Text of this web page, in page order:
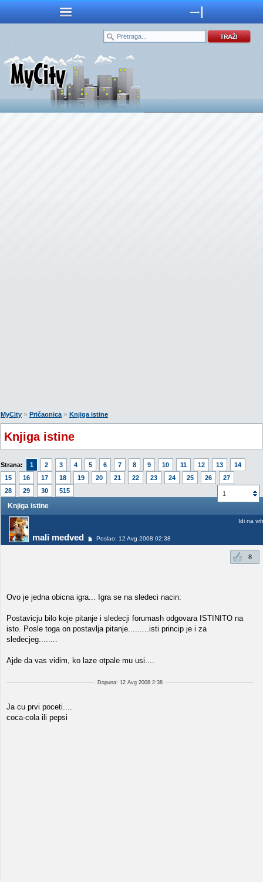
MyCity » Pričaonica» Knjiga istine
Knjiga istine
Strana: 1 2 3 4 5 6 7 8 9 10 11 12 13
14
15
16 17 18 19 20 21 22 23 24 25 26
27
28
29 30 515 1
Knjiga istine
mali medved Poslao: 12 Avg 2008 02:38
Idi na vrh
8
Ovo je jedna obicna igra... Igra se na sledeci nacin:
Postavicju bilo koje pitanje i sledecji forumash odgovara ISTINITO na
isto. Posle toga on postavlja pitanje.........isti princip je i za
sledecjeg........
Ajde da vas vidim, ko laze otpale mu usi....
Dopuna: 12 Avg 2008 2:38
Ja cu prvi poceti....
coca-cola ili pepsi